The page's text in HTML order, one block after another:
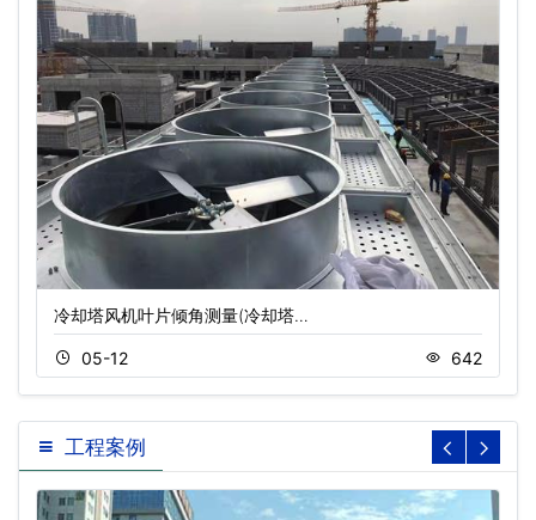
冷却塔风机叶片倾角测量(冷却塔…
05-12 642
工程案例